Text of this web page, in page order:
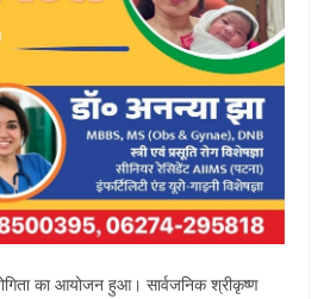
का आयोजन हुआ। सार्वजनिक श्रीकृष्ण